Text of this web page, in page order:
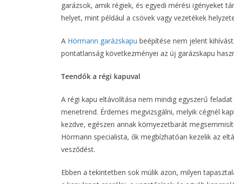
garázsok, amik régiek, és egyedi mérési igényeket
helyet, mint például a csövek vagy vezetékek
A Hörmann garázskapu beépítése nem jelent
pontatlanság következményei az új garázskapu
Teendők a régi kapuval
A régi kapu eltávolítása nem mindig egyszerű
menetrend. Érdemes megvizsgálni, melyik cégnél
kezdve, egészen annak környezetbarát
Hörmann specialista, ők megbízhatóan kezelik az
vesződést.
Ebben a tekintetben sok múlik azon, milyen